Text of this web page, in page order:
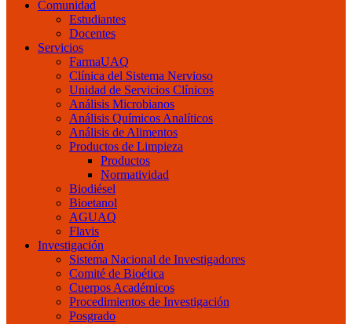
Comunidad
Estudiantes
Docentes
Servicios
FarmaUAQ
Clínica del Sistema Nervioso
Unidad de Servicios Clínicos
Análisis Microbianos
Análisis Químicos Analíticos
Análisis de Alimentos
Productos de Limpieza
Productos
Normatividad
Biodiésel
Bioetanol
AGUAQ
Flavis
Investigación
Sistema Nacional de Investigadores
Comité de Bioética
Cuerpos Académicos
Procedimientos de Investigación
Posgrado